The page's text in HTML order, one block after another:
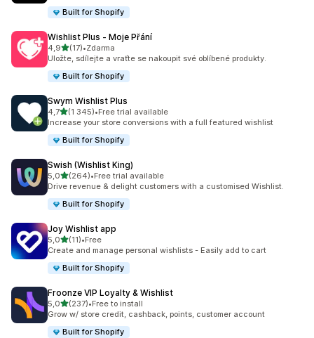
Built for Shopify
Wishlist Plus ‑ Moje Přání
4,9z 5 hvězd
(17)
Celkový počet recenzí: 17
•Zdarma
Uložte, sdílejte a vraťte se nakoupit své oblíbené produkty.
Built for Shopify
Swym Wishlist Plus
4,7z 5 hvězd
(1 345)
Celkový počet recenzí: 1345
•Free trial available
Increase your store conversions with a full featured wishlist
Built for Shopify
Swish (Wishlist King)
5,0z 5 hvězd
(264)
Celkový počet recenzí: 264
•Free trial available
Drive revenue & delight customers with a customised Wishlist.
Built for Shopify
Joy Wishlist app
5,0z 5 hvězd
(11)
Celkový počet recenzí: 11
•Free
Create and manage personal wishlists - Easily add to cart
Built for Shopify
Froonze VIP Loyalty & Wishlist
5,0z 5 hvězd
(237)
Celkový počet recenzí: 237
•Free to install
Grow w/ store credit, cashback, points, customer account
Built for Shopify